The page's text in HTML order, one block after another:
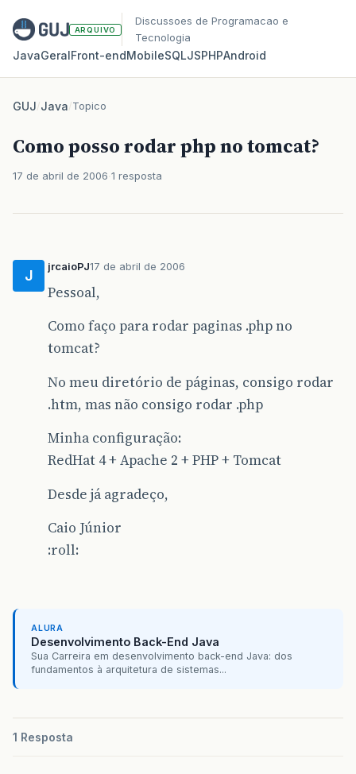
ARQUIVO
Discussoes de Programacao e
Tecnologia
JavaGeralFront‑endMobileSQLJSPHPAndroid
GUJ/Java/Topico
Como posso rodar php no tomcat?
17 de abril de 2006 1 resposta
J
jrcaioPJ17 de abril de 2006
Pessoal,
Como faço para rodar paginas .php no
tomcat?
No meu diretório de páginas, consigo rodar
.htm, mas não consigo rodar .php
Minha configuração:
RedHat 4 + Apache 2 + PHP + Tomcat
Desde já agradeço,
Caio Júnior
:roll:
ALURA
Desenvolvimento Back-End Java
Sua Carreira em desenvolvimento back-end Java: dos
fundamentos à arquitetura de sistemas...
1 Resposta